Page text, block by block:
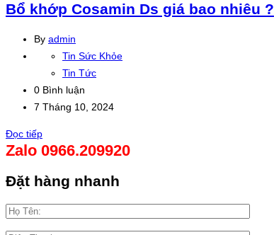
Bổ khớp Cosamin Ds giá bao nhiêu ?
By admin
Tin Sức Khỏe
Tin Tức
0 Bình luận
7 Tháng 10, 2024
Đọc tiếp
Zalo 0966.209920
Đặt hàng nhanh